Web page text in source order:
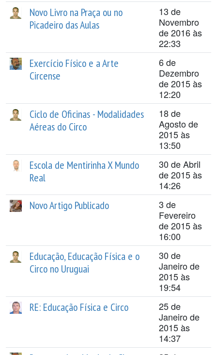
Novo Livro na Praça ou no
Picadeiro das Aulas
13 de
Novembro
de 2016 às
22:33
Exercício Físico e a Arte
Circense
6 de
Dezembro
de 2015 às
12:20
Ciclo de Oficinas - Modalidades
Aéreas do Circo
18 de
Agosto de
2015 às
13:50
Escola de Mentirinha X Mundo
Real
30 de Abril
de 2015 às
14:26
Novo Artigo Publicado
3 de
Fevereiro
de 2015 às
16:00
Educação, Educação Física e o
Circo no Uruguai
30 de
Janeiro de
2015 às
19:54
RE: Educação Física e Circo
25 de
Janeiro de
2015 às
14:37